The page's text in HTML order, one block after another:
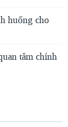
huống cho
tâm chính